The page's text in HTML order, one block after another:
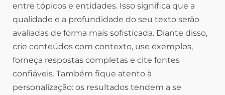
entre tópicos e entidades. Isso significa que a
qualidade e a profundidade do seu texto serão
avaliadas de forma mais sofisticada. Diante disso,
crie conteúdos com contexto, use exemplos,
forneça respostas completas e cite fontes
confiáveis. Também fique atento à
personalização: os resultados tendem a se